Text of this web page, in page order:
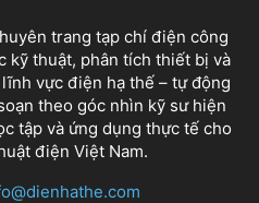
trang tạp chí điện công
kỹ thuật, phân tích thiết bị và
vực điện hạ thế – tự động
theo góc nhìn kỹ sư hiện
tập và ứng dụng thực tế cho
điện Việt Nam.